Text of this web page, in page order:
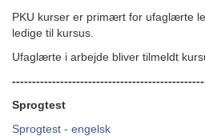
PKU kurser er primært for ufaglærte
ledige til kursus.
Ufaglærte i arbejde bliver tilmeldt
Sprogtest
Sprogtest - engelsk